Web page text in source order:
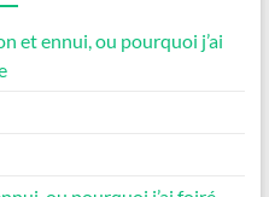
et ennui, ou pourquoi j’ai